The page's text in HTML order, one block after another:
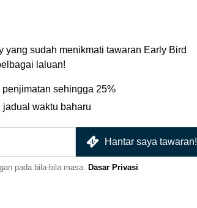
sudah menikmati tawaran Early Bird
laluan!
sehingga 25%
jadual waktu baharu
Hantar saya tawaran!
pada bila-bila masa. Dasar Privasi